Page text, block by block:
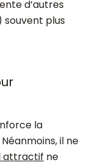
d’autres
souvent plus
la
il ne
attractif ne